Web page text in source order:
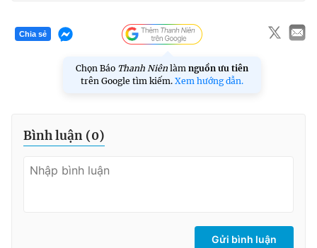
Chia sẻ
Chọn Báo Thanh Niên làm nguồn ưu tiên
trên Google tìm kiếm. Xem hướng dẫn.
Bình luận (0)
Gửi bình luận